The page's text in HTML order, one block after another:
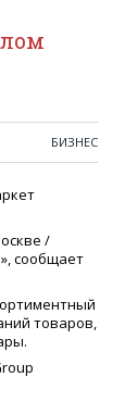
БИЗНЕС
/
сообщает
товаров,